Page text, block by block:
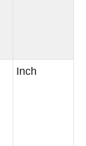
Inch